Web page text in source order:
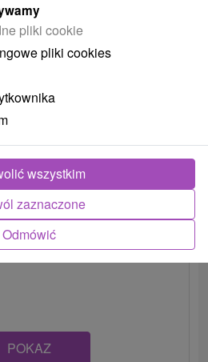
Makovica
Polianka
POKAZ
pliki cookie
pliki cookies
Odmówić
zaznaczone
wszystkim